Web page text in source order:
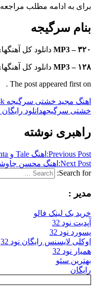
برای به ادامه مطلب
بنام سرگیجه
MP3 – ۳۲۰ دانلود کل
MP3 – ۱۲۸ دانلود کل
The post appeared first on .
اهنگ مجید خشتی سرگیجه 128k
خشتی سرگیجهدانلود
راهبری نوشته
Previous Post: اهنگ Tale و Xanta بازم تو نیسی
Next Post: اهنگ محسن
Search for:
مدیر :
خرید بک لینک فالو
آپدیت نود 32
پسورد نود 32
اوکلی لایسنس رایگان نود 32
همیار نود 32
بهترین سئو
رایگان